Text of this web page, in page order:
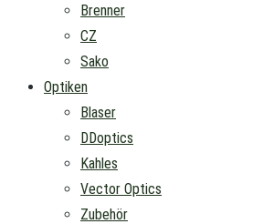
Brenner
CZ
Sako
Optiken
Blaser
DDoptics
Kahles
Vector Optics
Zubehör